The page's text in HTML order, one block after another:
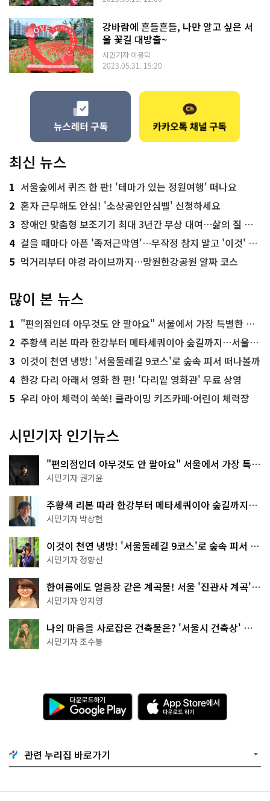
강바람에 흔들흔들, 나만 알고 싶은 서
울 꽃길 대방출~
시민기자 이봉덕
2023.05.31. 15:20
최신 뉴스
1 서울숲에서 퀴즈 한 판! '테마가 있는 정원여행' 떠나요
2 혼자 근무해도 안심! '소상공인안심벨' 신청하세요
3 장애인 맞춤형 보조기기 최대 3년간 무상 대여…삶의 질 높인다
4 걸을 때마다 아픈 '족저근막염'…무작정 참지 말고 '이것' 해보세요!
5 먹거리부터 야경 라이브까지…망원한강공원 알짜 코스
많이 본 뉴스
1 "편의점인데 아무것도 안 팔아요" 서울에서 가장 특별한 편의점의 정체
2 주황색 리본 따라 한강부터 메타세쿼이아 숲길까지…서울둘레길 15코스
3 이것이 천연 냉방! '서울둘레길 9코스'로 숲속 피서 떠나볼까
4 한강 다리 아래서 영화 한 편! '다리밑 영화관' 무료 상영
5 우리 아이 체력이 쑥쑥! 클라이밍 키즈카페·어린이 체력장
시민기자 인기뉴스
"편의점인데 아무것도 안 팔아요" 서울에서 가장 특별
한 편의점의 정체
시민기자 권기윤
주황색 리본 따라 한강부터 메타세쿼이아 숲길까지…
서울둘레길 15코스
시민기자 박상현
이것이 천연 냉방! '서울둘레길 9코스'로 숲속 피서 떠
나볼까
시민기자 정향선
한여름에도 얼음장 같은 계곡물! 서울 '진관사 계곡'이
천국이네~
시민기자 양지영
나의 마음을 사로잡은 건축물은? '서울시 건축상' 수
상작 공개!
시민기자 조수봉
다
운
로
기
G
o
g
A
p
p
e
서
관련 누리집 바로가기